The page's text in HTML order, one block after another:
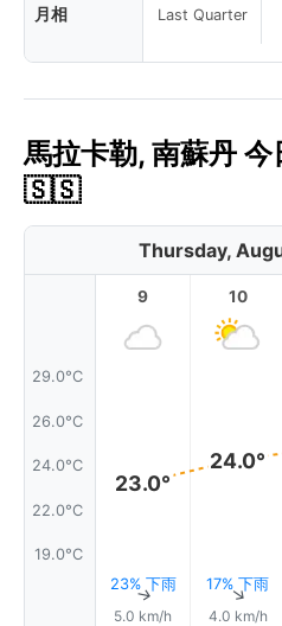
月相 Last Quarter
馬拉卡勒, 南蘇丹
🇸🇸
Thursday,
29.0°C
26.0°C
24.0°C
22.0°C
19.0°C
9
23.0°
23% 下雨
↑
5.0 km/h
10
24.0°
17% 下雨
↑
4.0 km/h